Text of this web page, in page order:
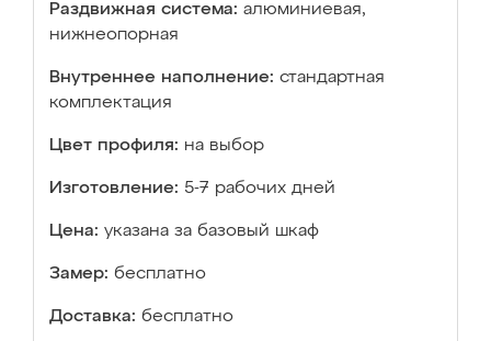
Раздвижная система: алюминиевая,
нижнеопорная
Внутреннее наполнение: стандартная
комплектация
Цвет профиля: на выбор
Изготовление: 5-7 рабочих дней
Цена: указана за базовый шкаф
Замер: бесплатно
Доставка: бесплатно